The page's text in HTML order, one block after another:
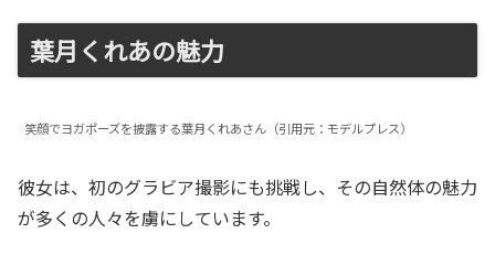
葉月くれあの魅力
笑顔でヨガポーズを披露する葉月くれあさん（引用元：モデルプレス）
彼女は、初のグラビア撮影にも挑戦し、その自然体の魅力
が多くの人々を虜にしています。